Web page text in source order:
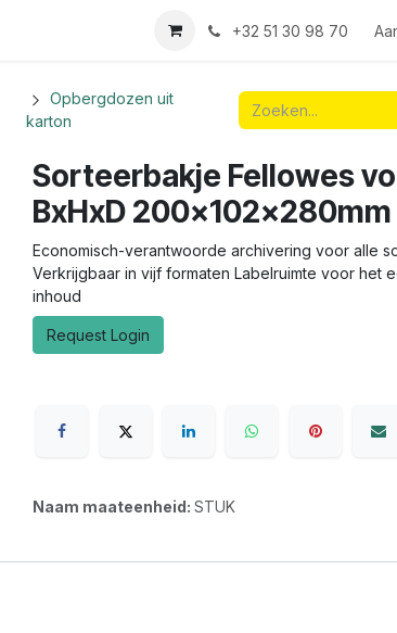
+32 51 30 98 70
Opbergdozen uit
karton
Sorteerbakje Fellowes
BxHxD 200x102x280mm
Economisch-verantwoorde archivering voor alle
Verkrijgbaar in vijf formaten Labelruimte voor het
inhoud
Request Login
Naam maateenheid: STUK